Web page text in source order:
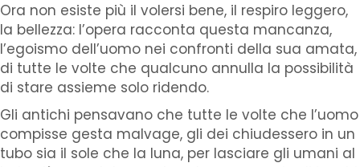
Ora non esiste più il volersi bene, il respiro leggero,
la bellezza: l’opera racconta questa mancanza,
l’egoismo dell’uomo nei confronti della sua amata,
di tutte le volte che qualcuno annulla la possibilità
di stare assieme solo ridendo.
Gli antichi pensavano che tutte le volte che l’uomo
compisse gesta malvage, gli dei chiudessero in un
tubo sia il sole che la luna, per lasciare gli umani al